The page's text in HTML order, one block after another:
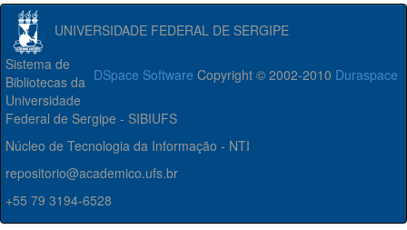
UNIVERSIDADE FEDERAL DE SERGIPE
DSpace Software Copyright © 2002-2010 Duraspace
Sistema de
Bibliotecas da
Universidade
Federal de Sergipe - SIBIUFS
Núcleo de Tecnologia da Informação - NTI
repositorio@academico.ufs.br
+55 79 3194-6528